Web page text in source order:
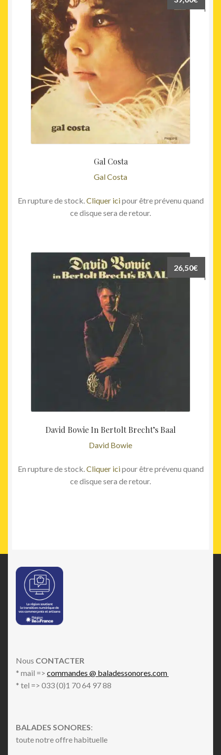
Gal Costa
Gal Costa
En rupture de stock. Cliquer icipour être prévenu quand
ce disque sera de retour.
David Bowie In Bertolt Brecht’s Baal
David Bowie
26,50€
En rupture de stock. Cliquer icipour être prévenu quand
ce disque sera de retour.
Nous CONTACTER
* mail => commandes @ baladessonores.com
* tel => 033 (0)1 70 64 97 88
BALADES SONORES:
toute notre offre habituelle